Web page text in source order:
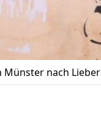
Münster nach